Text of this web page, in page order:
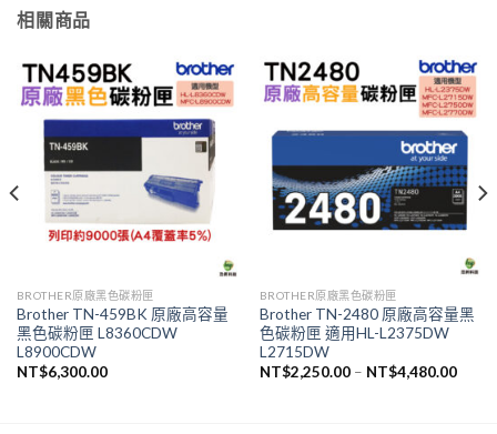
相關商品
BROTHER原廠黑色碳粉匣
Brother TN-459BK 原廠高容量
黑色碳粉匣 L8360CDW
L8900CDW
NT$6,300.00
BROTHER原廠黑色碳粉匣
Brother TN-2480 原廠高容量黑
色碳粉匣 適用HL-L2375DW
L2715DW
NT$2,250.00– NT$4,480.00